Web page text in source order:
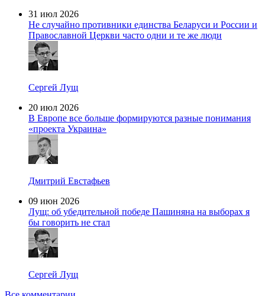
31 июл 2026
Не случайно противники единства Беларуси и России и
Православной Церкви часто одни и те же люди
Сергей Лущ
20 июл 2026
В Европе все больше формируются разные понимания
«проекта Украина»
Дмитрий Евстафьев
09 июн 2026
Лущ: об убедительной победе Пашиняна на выборах я
бы говорить не стал
Сергей Лущ